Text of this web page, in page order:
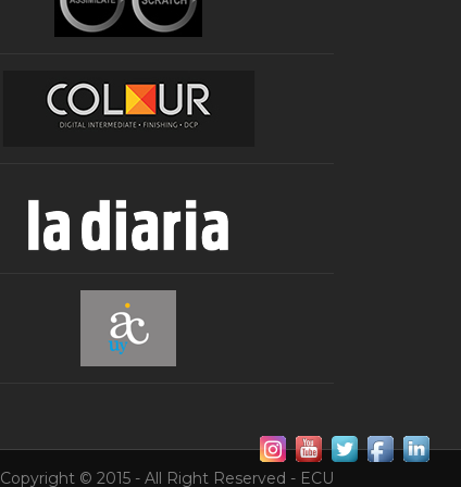
Copyright © 2015 - All Right Reserved - ECU